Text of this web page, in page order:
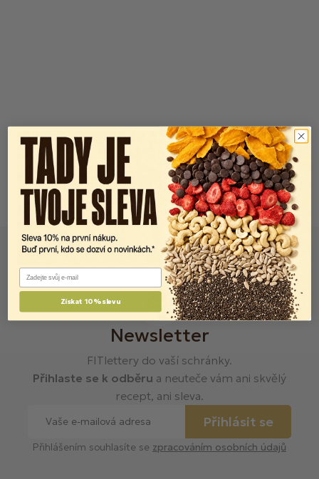
Newsletter
FITlettery do vaší schránky.
Přihlaste se k odběru a neuteče vám ani skvělý
recept, ani sleva.
Přihlásit se
Přihlášením souhlasíte se zpracováním osobních údajů
Email
Získat 10% slevu